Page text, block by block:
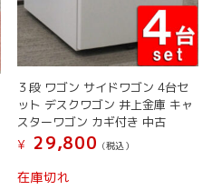
３段 ワゴン サイドワゴン 4台セ
ット デスクワゴン 井上金庫 キャ
スターワゴン カギ付き 中古
¥ 29,800 (税込）
在庫切れ